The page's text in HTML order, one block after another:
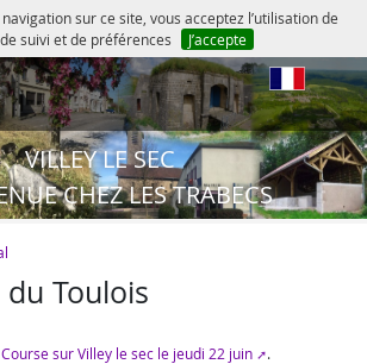
sur ce site, vous acceptez l’utilisation de
suivi et de préférences
J’accepte
VILLEY LE SEC
CHEZ LES TRABECS
Toulois
Course sur Villey le sec le jeudi 22 juin
.